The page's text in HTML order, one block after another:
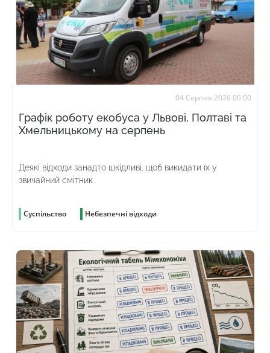
04 Серпня 2026 06:00
Графік роботу екобуса у Львові, Полтаві та
Хмельницькому на серпень
Деякі відходи занадто шкідливі, щоб викидати їх у
звичайний смітник
Суспільство Небезпечні відходи